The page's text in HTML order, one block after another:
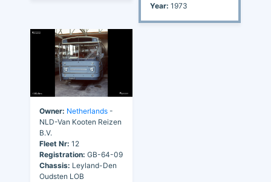
Year: 1973
Owner: Netherlands -
NLD-Van Kooten Reizen
B.V.
Fleet Nr: 12
Registration: GB-64-09
Chassis: Leyland-Den
Oudsten LOB